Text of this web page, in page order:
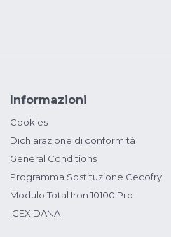
Informazioni
Cookies
Dichiarazione di conformità
General Conditions
Programma Sostituzione Cecofry
Modulo Total Iron 10100 Pro
ICEX DANA